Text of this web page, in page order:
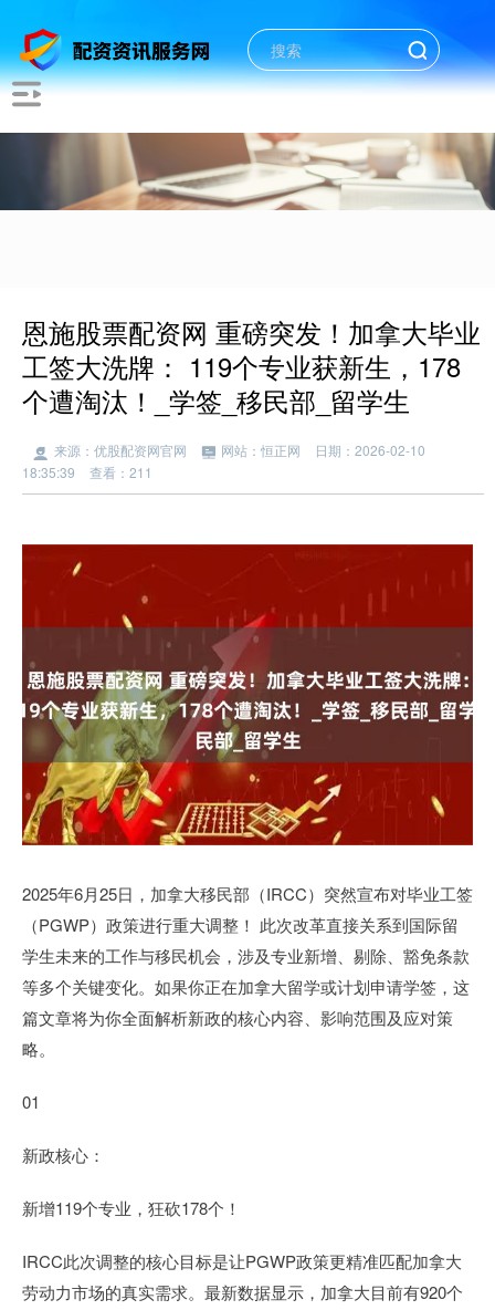
恩施股票配资网 重磅突发！加拿大毕业
工签大洗牌： 119个专业获新生，178
个遭淘汰！_学签_移民部_留学生
来源：优股配资网官网 网站：恒正网
日期：2026-02-10
18:35:39
查看：211
2025年6月25日，加拿大移民部（IRCC）突然宣布对毕业工签
（PGWP）政策进行重大调整！ 此次改革直接关系到国际留
学生未来的工作与移民机会，涉及专业新增、剔除、豁免条款
等多个关键变化。如果你正在加拿大留学或计划申请学签，这
篇文章将为你全面解析新政的核心内容、影响范围及应对策
略。
01
新政核心：
新增119个专业，狂砍178个！
IRCC此次调整的核心目标是让PGWP政策更精准匹配加拿大
劳动力市场的真实需求。最新数据显示，加拿大目前有920个